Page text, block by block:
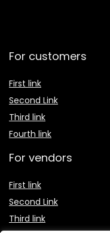
For customers
First link
Second Link
Third link
Fourth link
For vendors
First link
Second Link
Third link